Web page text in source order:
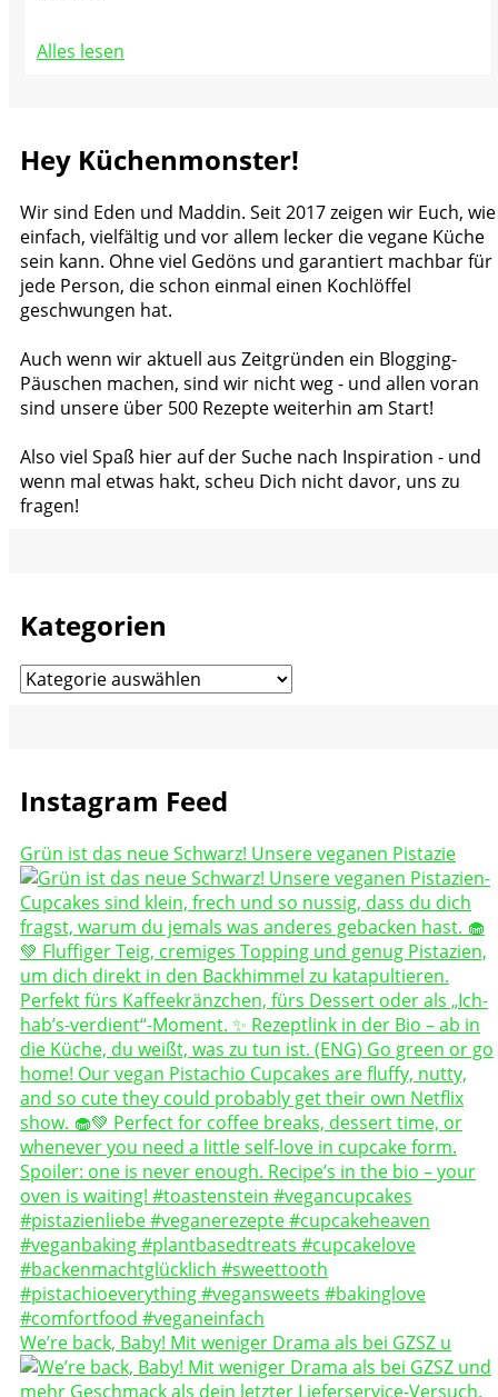
Alles lesen
Hey Küchenmonster!
Wir sind Eden und Maddin. Seit 2017 zeigen wir Euch, wie
einfach, vielfältig und vor allem lecker die vegane Küche
sein kann. Ohne viel Gedöns und garantiert machbar für
jede Person, die schon einmal einen Kochlöffel
geschwungen hat.
Auch wenn wir aktuell aus Zeitgründen ein Blogging-
Päuschen machen, sind wir nicht weg - und allen voran
sind unsere über 500 Rezepte weiterhin am Start!
Also viel Spaß hier auf der Suche nach Inspiration - und
wenn mal etwas hakt, scheu Dich nicht davor, uns zu
fragen!
Kategorien
Kategorien
Instagram Feed
Grün ist das neue Schwarz! Unsere veganen Pistazie
We’re back, Baby! Mit weniger Drama als bei GZSZ u